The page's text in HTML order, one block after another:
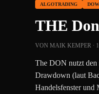
ALGOTRADING
THE
VON MAIK KEMPER ·
The DON nutzt den
Drawdown (laut
Handelsfenster und